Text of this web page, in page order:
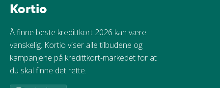
Kortio
Å finne beste kredittkort 2026 kan være
vanskelig. Kortio viser alle tilbudene og
kampanjene på kredittkort-markedet for at
du skal finne det rette.